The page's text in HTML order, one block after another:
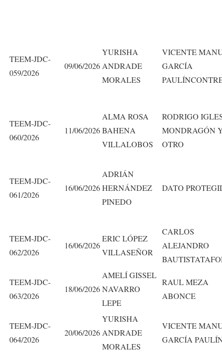
TEEM-JDC-
059/2026
09/06/2026
YURISHA
ANDRADE
MORALES
VICENTE
GARCÍA
TEEM-JDC-
060/2026
11/06/2026
ALMA ROSA
BAHENA
VILLALOBOS
RODRIGO
MONDRAGÓN
OTRO
TEEM-JDC-
061/2026
16/06/2026
ADRIÁN
HERNÁNDEZ
PINEDO
DATO
TEEM-JDC-
062/2026
16/06/2026
ERIC LÓPEZ
VILLASEÑOR
CARLOS
ALEJANDRO
TEEM-JDC-
063/2026
18/06/2026
AMELÍ GISSEL
NAVARRO
LEPE
RAUL MEZA
ABONCE
TEEM-JDC-
064/2026
20/06/2026
YURISHA
ANDRADE
MORALES
VICENTE
GARCÍA